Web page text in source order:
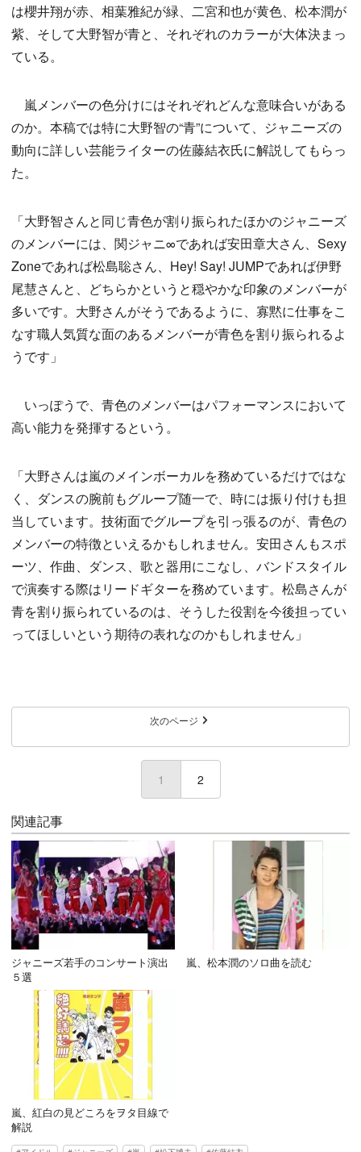
は櫻井翔が赤、相葉雅紀が緑、二宮和也が黄色、松本潤が
紫、そして大野智が青と、それぞれのカラーが大体決まっ
ている。
嵐メンバーの色分けにはそれぞれどんな意味合いがある
のか。本稿では特に大野智の“青”について、ジャニーズの
動向に詳しい芸能ライターの佐藤結衣氏に解説してもらっ
た。
「大野智さんと同じ青色が割り振られたほかのジャニーズ
のメンバーには、関ジャニ∞であれば安田章大さん、Sexy
Zoneであれば松島聡さん、Hey! Say! JUMPであれば伊野
尾慧さんと、どちらかというと穏やかな印象のメンバーが
多いです。大野さんがそうであるように、寡黙に仕事をこ
なす職人気質な面のあるメンバーが青色を割り振られるよ
うです」
いっぽうで、青色のメンバーはパフォーマンスにおいて
高い能力を発揮するという。
「大野さんは嵐のメインボーカルを務めているだけではな
く、ダンスの腕前もグループ随一で、時には振り付けも担
当しています。技術面でグループを引っ張るのが、青色の
メンバーの特徴といえるかもしれません。安田さんもスポ
ーツ、作曲、ダンス、歌と器用にこなし、バンドスタイル
で演奏する際はリードギターを務めています。松島さんが
青を割り振られているのは、そうした役割を今後担ってい
ってほしいという期待の表れなのかもしれません」
次のページ
1 (current)
2
関連記事
ジャニーズ若手のコンサート演出
５選
嵐、松本潤のソロ曲を読む
嵐、紅白の見どころをヲタ目線で
解説